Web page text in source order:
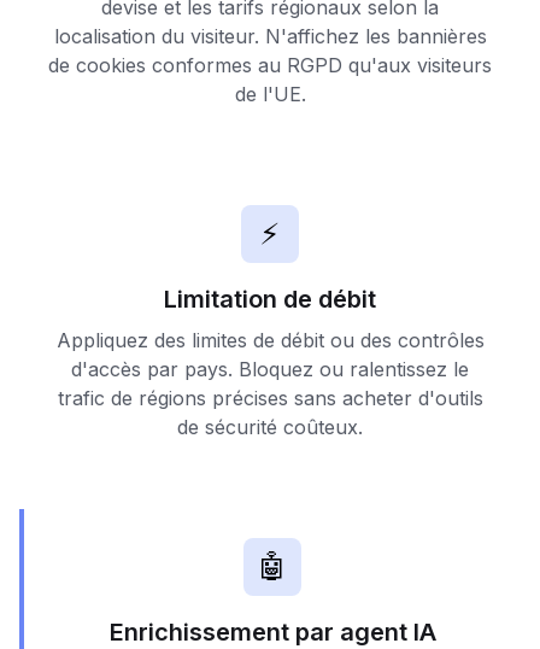
devise et les tarifs régionaux selon la
localisation du visiteur. N'affichez les bannières
de cookies conformes au RGPD qu'aux visiteurs
de l'UE.
⚡
Limitation de débit
Appliquez des limites de débit ou des contrôles
d'accès par pays. Bloquez ou ralentissez le
trafic de régions précises sans acheter d'outils
de sécurité coûteux.
🤖
Enrichissement par agent IA